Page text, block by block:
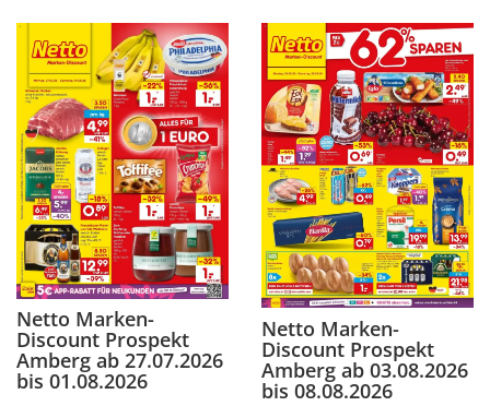
Netto Marken-
Discount Prospekt
Amberg ab 27.07.2026
bis 01.08.2026
Netto Marken-
Discount Prospekt
Amberg ab 03.08.2026
bis 08.08.2026